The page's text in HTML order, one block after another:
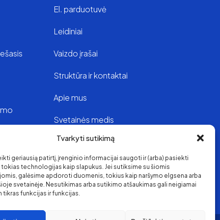
Tvarkyti sutikimą
geriausią patirtį, įrenginio informacijai saugoti ir (arba) pasiekti
technologijas kaip slapukus. Jei sutiksime su šiomis
galėsime apdoroti duomenis, tokius kaip naršymo elgsena arba
svetainėje. Nesutikimas arba sutikimo atšaukimas gali neigiamai
tikras funkcijas ir funkcijas.
El. parduotuvė
Leidiniai
Vaizdo įrašai
Struktūra ir kontaktai
Apie mus
Svetainės medis